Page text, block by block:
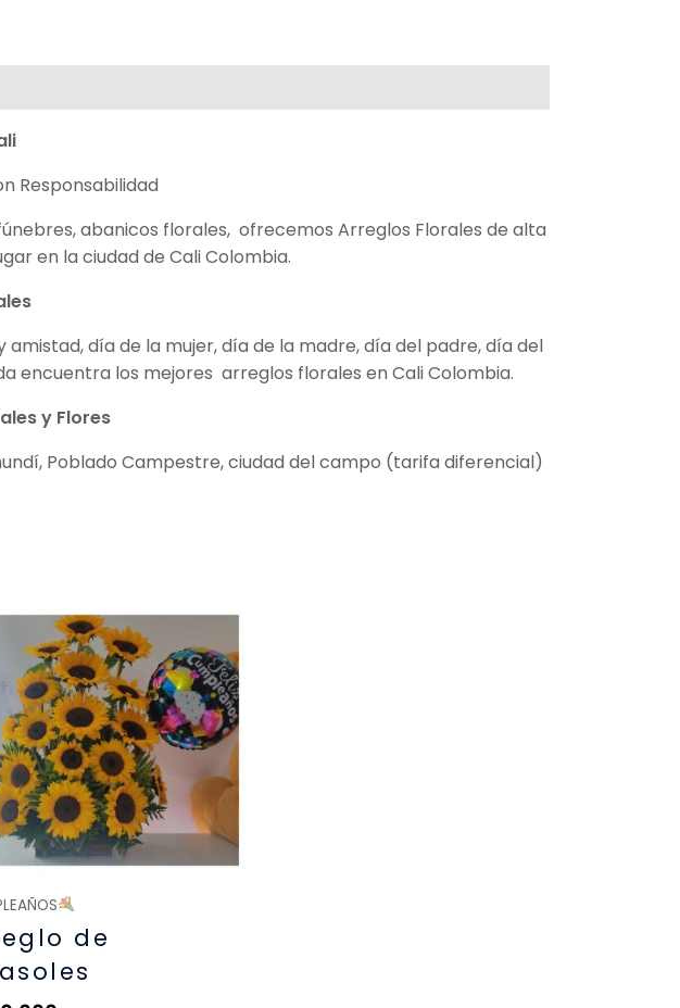
Responsabilidad
abanicos florales, ofrecemos Arreglos Florales de alta
en la ciudad de Cali Colombia.
día de la mujer, día de la madre, día del padre, día del
encuentra los mejores arreglos florales en Cali Colombia.
y Flores
Poblado Campestre, ciudad del campo (tarifa diferencial)
de